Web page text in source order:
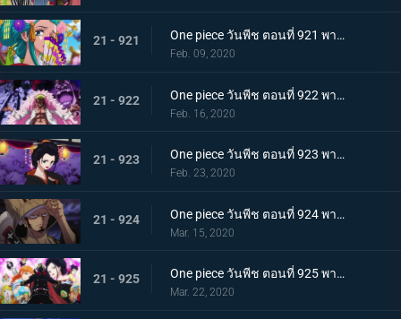
21 - 921 One piece วันพีช ตอนที่ 921 พากย์ไทย ความงดงามตระการตา สาวงามแห่งประเทศวาโนะ โคมุราซากิ
Feb. 09, 2020
21 - 922 One piece วันพีช ตอนที่ 922 พากย์ไทย ตำนานลูกผู้ชาย! การเดินทางของโซโลและโทโนะยาสุ!
Feb. 16, 2020
21 - 923 One piece วันพีช ตอนที่ 923 พากย์ไทย สถานการณ์ฉุกเฉิน บิ๊กมัมย่างกรายสู่วาโนะ!
Feb. 23, 2020
21 - 924 One piece วันพีช ตอนที่ 924 พากย์ไทย เมืองในความโกลาหล! นักฆ่าหน้าใหม่ที่หมายหัวซันจิ
Mar. 15, 2020
21 - 925 One piece วันพีช ตอนที่ 925 พากย์ไทย การต่อสู้ครั้งใหญ่! ผู้พิทักษ์หน้ากากโซบะ!
Mar. 22, 2020